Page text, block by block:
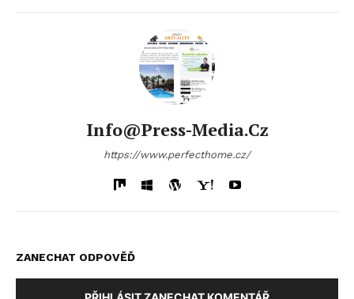
Info@press-Media.cz
https://www.perfecthome.cz/
ZANECHAT ODPOVĚĎ